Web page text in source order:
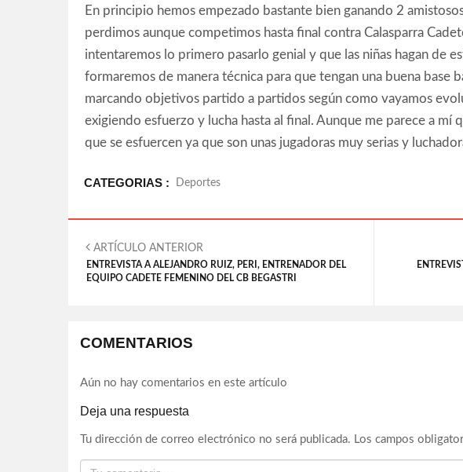
En principio hemos empezado bastante bien ganando 2
perdimos aunque competimos hasta final contra Calasparra
intentaremos lo primero pasarlo genial y que las niñas hagan de
formaremos de manera técnica para que tengan una buena base
marcando objetivos partido a partidos según como vayamos
exigiendo esfuerzo y lucha hasta al final. Aunque me parece a mí
que se esfuercen ya que son unas jugadoras muy serias y
CATEGORIAS : Deportes
ARTÍCULO ANTERIOR
ENTREVISTA A ALEJANDRO RUIZ, PERI, ENTRENADOR DEL
EQUIPO CADETE FEMENINO DEL CB BEGASTRI
COMENTARIOS
Aún no hay comentarios en este artículo
Deja una respuesta
Tu dirección de correo electrónico no será publicada. Los campos